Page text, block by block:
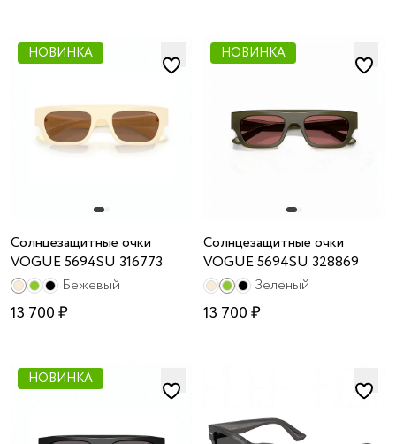
НОВИНКА
Солнцезащитные очки
VOGUE 5694SU 316773
Бежевый
13 700 ₽
НОВИНКА
Солнцезащитные очки
VOGUE 5694SU 328869
Зеленый
13 700 ₽
НОВИНКА